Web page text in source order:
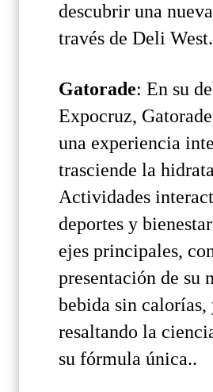
descubrir una
través de Deli West.
Gatorade: En su
Expocruz,
una experiencia
trasciende la
Actividades
deportes y
ejes principales,
presentación de su
bebida sin calorías,
resaltando la
su fórmula única..